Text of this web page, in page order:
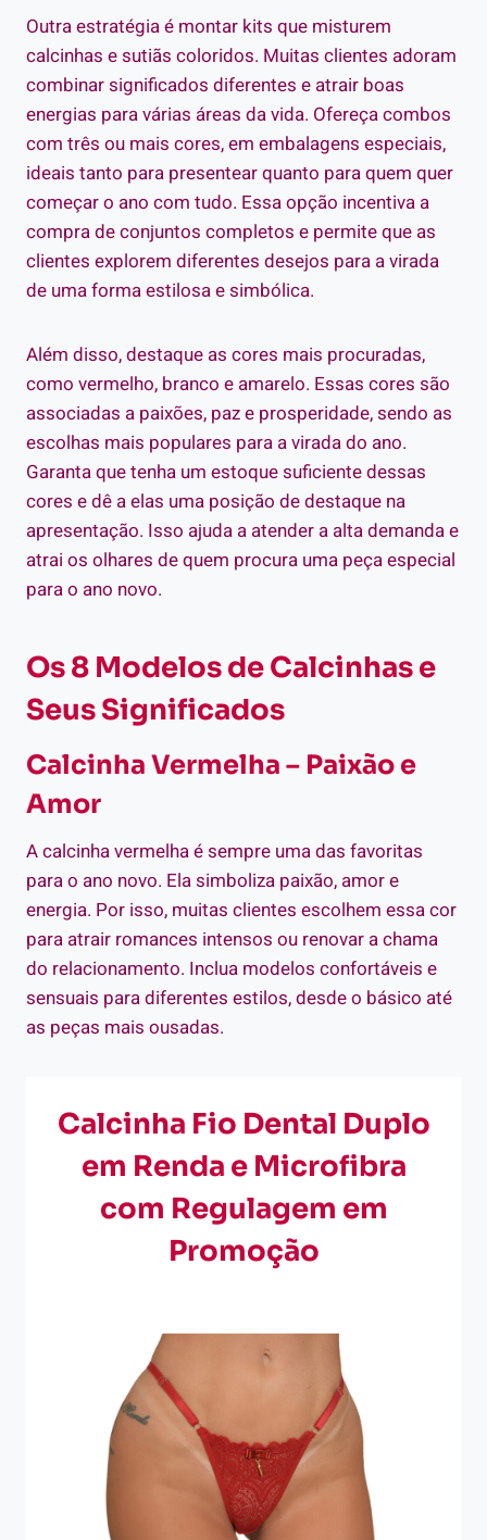
Outra estratégia é montar kits que misturem
calcinhas e sutiãs coloridos. Muitas clientes adoram
combinar significados diferentes e atrair boas
energias para várias áreas da vida. Ofereça combos
com três ou mais cores, em embalagens especiais,
ideais tanto para presentear quanto para quem quer
começar o ano com tudo. Essa opção incentiva a
compra de conjuntos completos e permite que as
clientes explorem diferentes desejos para a virada
de uma forma estilosa e simbólica.
Além disso, destaque as cores mais procuradas,
como vermelho, branco e amarelo. Essas cores são
associadas a paixões, paz e prosperidade, sendo as
escolhas mais populares para a virada do ano.
Garanta que tenha um estoque suficiente dessas
cores e dê a elas uma posição de destaque na
apresentação. Isso ajuda a atender a alta demanda e
atrai os olhares de quem procura uma peça especial
para o ano novo.
Os 8 Modelos de Calcinhas e
Seus Significados
Calcinha Vermelha – Paixão e
Amor
A calcinha vermelha é sempre uma das favoritas
para o ano novo. Ela simboliza paixão, amor e
energia. Por isso, muitas clientes escolhem essa cor
para atrair romances intensos ou renovar a chama
do relacionamento. Inclua modelos confortáveis e
sensuais para diferentes estilos, desde o básico até
as peças mais ousadas.
Calcinha Fio Dental Duplo
em Renda e Microfibra
com Regulagem em
Promoção